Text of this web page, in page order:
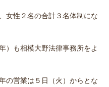
女性２名の合計３名体制にな
）も相模大野法律事務所をよ
の営業は５日（火）からとな